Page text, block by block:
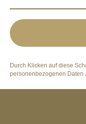
Durch Klicken auf diese
personenbezogenen Daten